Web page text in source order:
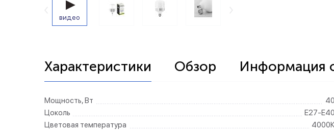
видео
Характеристики Обзор Информация
Мощность, Вт
40
Цоколь
E27-E40
Цветовая температура